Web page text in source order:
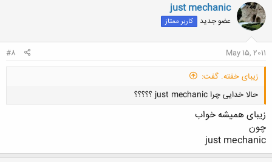
کلیک کنید تا باز شود...
just mechanic
عضو جدید کاربر ممتاز
May 15, 2011
#8
زیبای خفته. گفت:
حالا خدایی چرا just mechanic ؟؟؟؟؟
زیبای همیشه خواب
چون
just mechanic